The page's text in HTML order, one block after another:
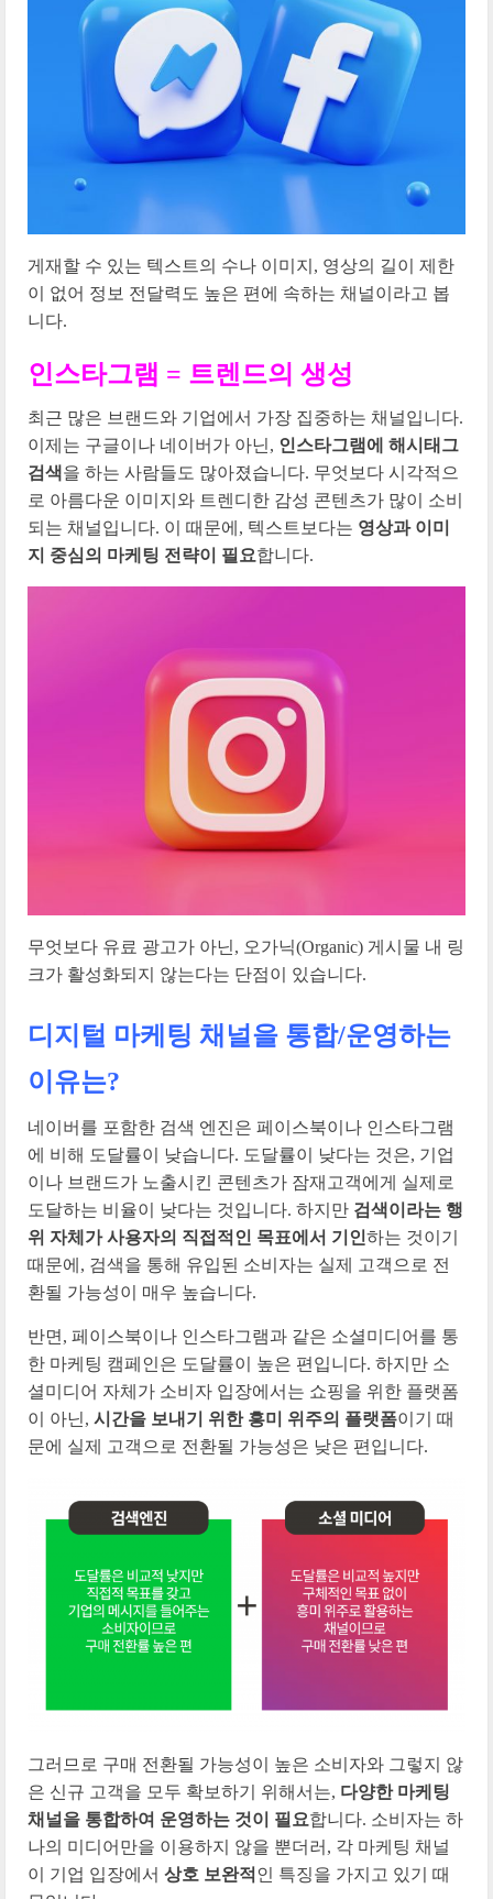
게재할 수 있는 텍스트의 수나 이미지, 영상의 길이 제한
이 없어 정보 전달력도 높은 편에 속하는 채널이라고 봅
니다.
인스타그램 = 트렌드의 생성
최근 많은 브랜드와 기업에서 가장 집중하는 채널입니다.
이제는 구글이나 네이버가 아닌, 인스타그램에 해시태그
검색을 하는 사람들도 많아졌습니다. 무엇보다 시각적으
로 아름다운 이미지와 트렌디한 감성 콘텐츠가 많이 소비
되는 채널입니다. 이 때문에, 텍스트보다는 영상과 이미
지 중심의 마케팅 전략이 필요합니다.
무엇보다 유료 광고가 아닌, 오가닉(Organic) 게시물 내 링
크가 활성화되지 않는다는 단점이 있습니다.
디지털 마케팅 채널을 통합/운영하는
이유는?
네이버를 포함한 검색 엔진은 페이스북이나 인스타그램
에 비해 도달률이 낮습니다. 도달률이 낮다는 것은, 기업
이나 브랜드가 노출시킨 콘텐츠가 잠재고객에게 실제로
도달하는 비율이 낮다는 것입니다. 하지만 검색이라는 행
위 자체가 사용자의 직접적인 목표에서 기인하는 것이기
때문에, 검색을 통해 유입된 소비자는 실제 고객으로 전
환될 가능성이 매우 높습니다.
반면, 페이스북이나 인스타그램과 같은 소셜미디어를 통
한 마케팅 캠페인은 도달률이 높은 편입니다. 하지만 소
셜미디어 자체가 소비자 입장에서는 쇼핑을 위한 플랫폼
이 아닌, 시간을 보내기 위한 흥미 위주의 플랫폼이기 때
문에 실제 고객으로 전환될 가능성은 낮은 편입니다.
그러므로 구매 전환될 가능성이 높은 소비자와 그렇지 않
은 신규 고객을 모두 확보하기 위해서는, 다양한 마케팅
채널을 통합하여 운영하는 것이 필요합니다. 소비자는 하
나의 미디어만을 이용하지 않을 뿐더러, 각 마케팅 채널
이 기업 입장에서 상호 보완적 인 특징을 가지고 있기 때